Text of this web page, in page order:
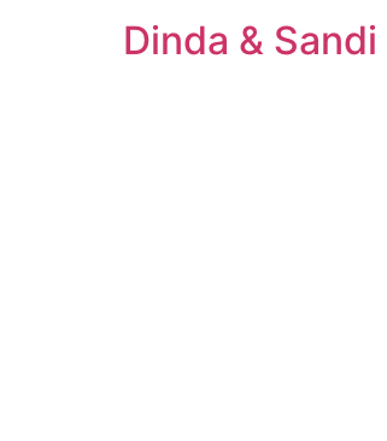
Dinda & Sandi